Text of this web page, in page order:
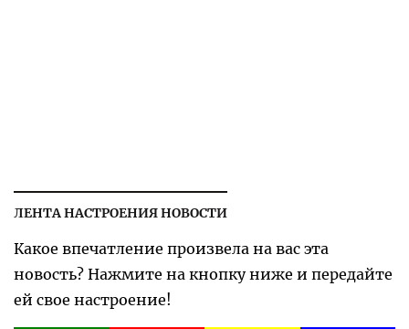
ЛЕНТА НАСТРОЕНИЯ НОВОСТИ
Какое впечатление произвела на вас эта
новость? Нажмите на кнопку ниже и передайте
ей свое настроение!